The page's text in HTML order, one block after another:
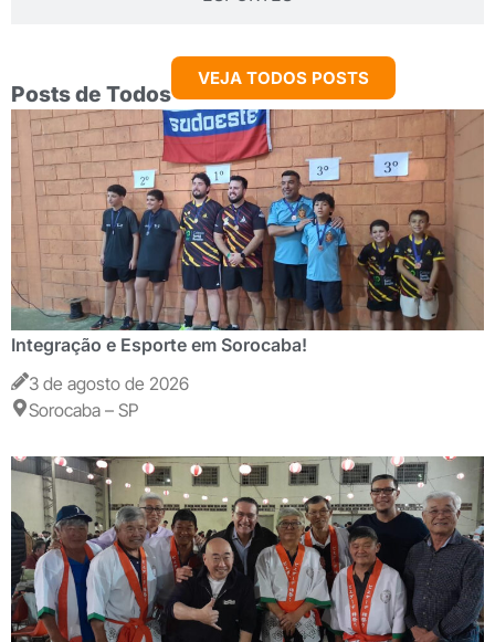
Posts de Todos
VEJA TODOS POSTS
Integração e Esporte em Sorocaba!
3 de agosto de 2026
Sorocaba – SP